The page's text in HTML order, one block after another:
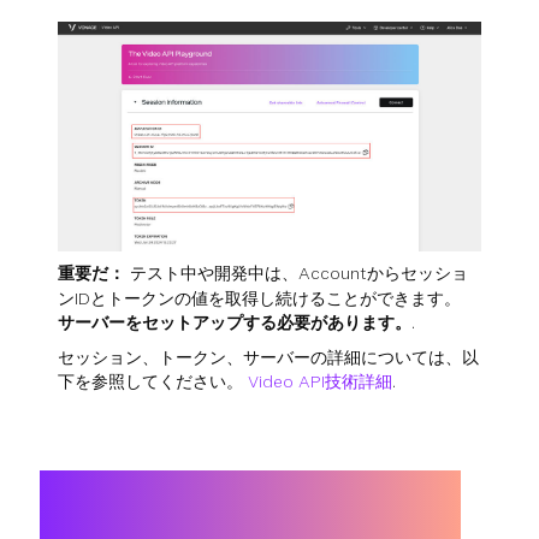
重要だ：
テスト中や開発中は、Accountからセッショ
ンIDとトークンの値を取得し続けることができます。
サーバーをセットアップする必要があります。 .
セッション、トークン、サーバーの詳細については、以
下を参照してください。 Video API技術詳細.